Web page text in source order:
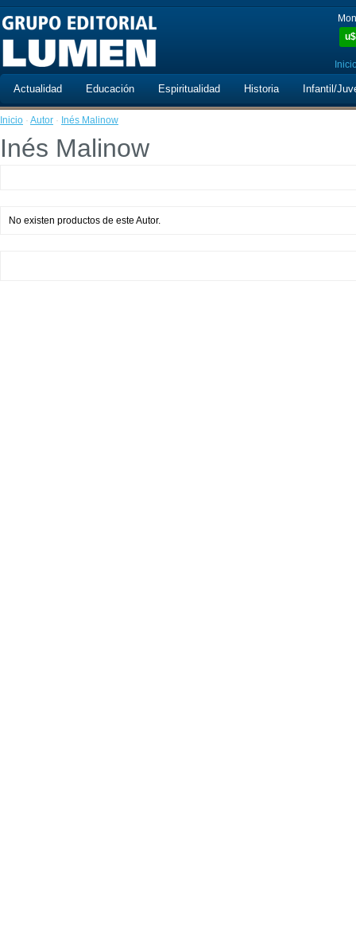
u$
Actualidad Educación Espiritualidad Historia Infantil/
Inicio · Autor · Inés Malinow
Inés Malinow
No existen productos de este Autor.